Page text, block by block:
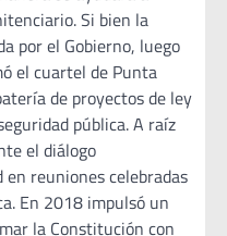
Si bien la
por el Gobierno, luego
el cuartel de Punta
de proyectos de ley
pública. A raíz
el diálogo
reuniones celebradas
En 2018 impulsó un
la Constitución con